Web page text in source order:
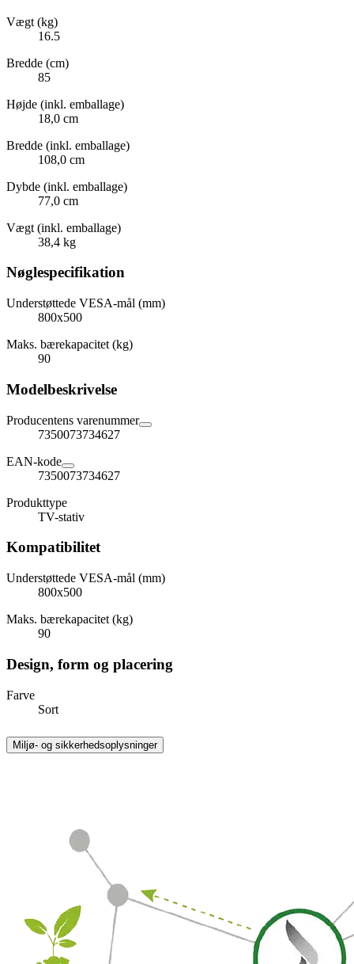
Vægt (kg)
16.5
Bredde (cm)
85
Højde (inkl. emballage)
18,0 cm
Bredde (inkl. emballage)
108,0 cm
Dybde (inkl. emballage)
77,0 cm
Vægt (inkl. emballage)
38,4 kg
Nøglespecifikation
Understøttede VESA-mål (mm)
800x500
Maks. bærekapacitet (kg)
90
Modelbeskrivelse
Producentens varenummer
7350073734627
EAN-kode
7350073734627
Produkttype
TV-stativ
Kompatibilitet
Understøttede VESA-mål (mm)
800x500
Maks. bærekapacitet (kg)
90
Design, form og placering
Farve
Sort
Miljø- og sikkerhedsoplysninger